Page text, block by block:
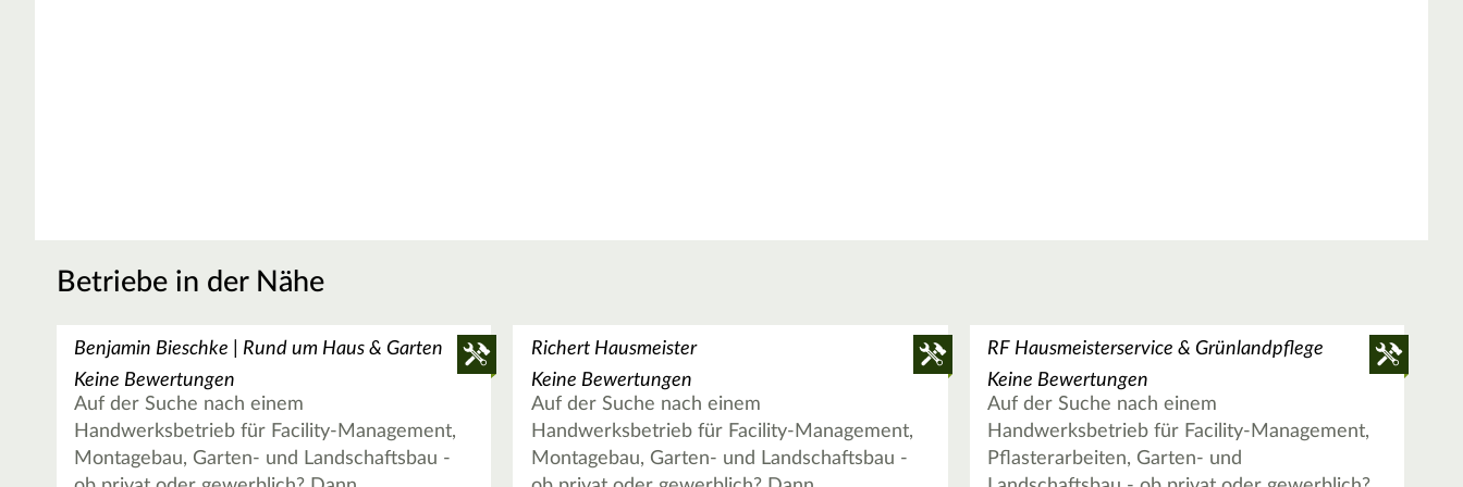
Betriebe in der Nähe
Benjamin Bieschke | Rund um Haus & Garten
Keine Bewertungen
Auf der Suche nach einem
Handwerksbetrieb für Facility-Management,
Montagebau, Garten- und Landschaftsbau -
Richert Hausmeister
Keine Bewertungen
Auf der Suche nach einem
Handwerksbetrieb für Facility-Management,
Montagebau, Garten- und Landschaftsbau -
RF Hausmeisterservice & Grünlandpflege
Keine Bewertungen
Auf der Suche nach einem
Handwerksbetrieb für Facility-Management,
Pflasterarbeiten, Garten- und